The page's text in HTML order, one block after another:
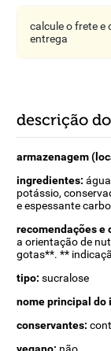
calcule o frete e
entrega
descrição
armazenagem
ingredientes:
potássio,
e espessante
recomendações e
a orientação de
gotas**. **
tipo: sucralose
nome principal do
conservantes: